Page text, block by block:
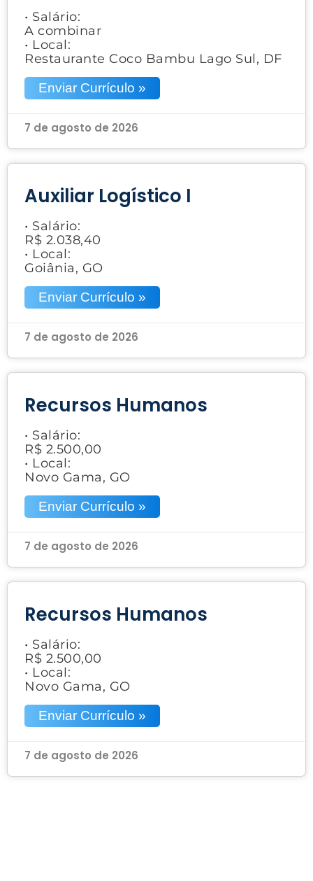
• Salário:
A combinar
• Local:
Restaurante Coco Bambu Lago Sul, DF
Enviar Currículo »
7 de agosto de 2026
Auxiliar Logístico I
• Salário:
R$ 2.038,40
• Local:
Goiânia, GO
Enviar Currículo »
7 de agosto de 2026
Recursos Humanos
• Salário:
R$ 2.500,00
• Local:
Novo Gama, GO
Enviar Currículo »
7 de agosto de 2026
Recursos Humanos
• Salário:
R$ 2.500,00
• Local:
Novo Gama, GO
Enviar Currículo »
7 de agosto de 2026